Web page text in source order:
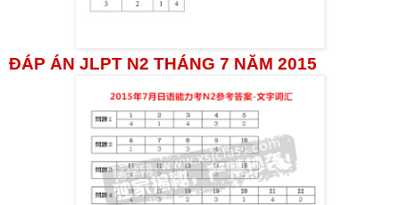
ĐÁP ÁN JLPT N2 THÁNG 7 NĂM 2015